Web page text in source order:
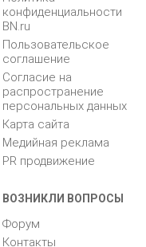
конфиденциальности
BN.ru
Пользовательское
соглашение
Согласие на
распространение
персональных данных
Карта сайта
Медийная реклама
PR продвижение
ВОЗНИКЛИ ВОПРОСЫ
Форум
Контакты